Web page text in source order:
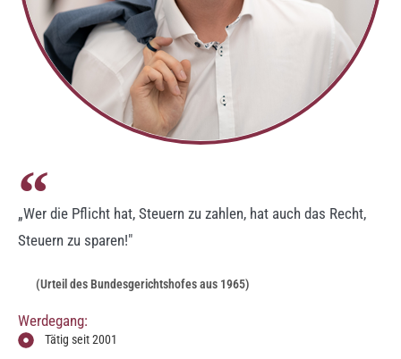
„Wer die Pflicht hat, Steuern zu zahlen, hat auch das Recht,
Steuern zu sparen!"
(Urteil des Bundesgerichtshofes aus 1965)
Werdegang:
Tätig seit 2001